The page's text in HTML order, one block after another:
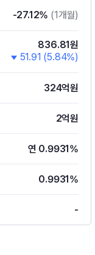
-27.12% (1개월)
836.81원
51.91 (5.84%)
324억원
2억원
연 0.9931%
0.9931%
-